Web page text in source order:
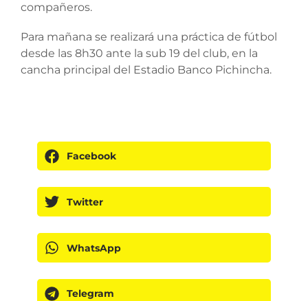
compañeros.
Para mañana se realizará una práctica de fútbol
desde las 8h30 ante la sub 19 del club, en la
cancha principal del Estadio Banco Pichincha.
Facebook
Twitter
WhatsApp
Telegram